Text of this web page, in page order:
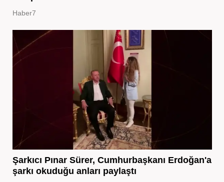
Haber7
Şarkıcı Pınar Sürer, Cumhurbaşkanı Erdoğan'a
şarkı okuduğu anları paylaştı